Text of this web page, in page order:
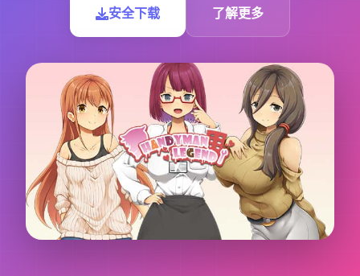
安全下载 了解更多